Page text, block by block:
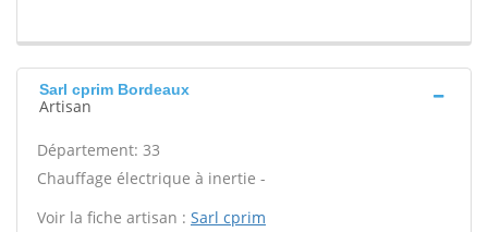
Sarl cprim Bordeaux
Artisan
Département: 33
Chauffage électrique à inertie -
Voir la fiche artisan : Sarl cprim